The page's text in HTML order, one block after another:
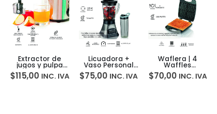
Licuadora +
Vaso Personal
Viajero 700w
Hamilton Beach
$75,00 INC. IVA
Waflera | 4
Waffles
Antiadherente
Hamilton Beach
$70,00 INC. IVA
Parrilla Personal
Proctor Silex
25218P
$42,00 INC. IVA